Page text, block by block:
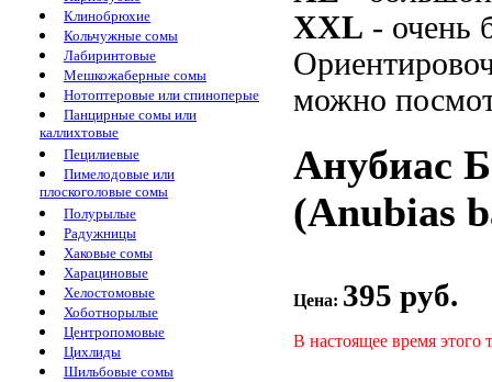
Клинобрюхие
Кольчужные сомы
Лабиринтовые
Мешкожаберные сомы
Нотоптеровые или спиноперые
Панцирные сомы или
каллихтовые
Пецилиевые
Пимелодовые или
плоскоголовые сомы
Полурылые
Радужницы
Хаковые сомы
Харациновые
Хелостомовые
Хоботнорылые
Центропомовые
Цихлиды
Шильбовые сомы
XXL - очень
можно
Анубиас
(Anubias
Цена: 395 руб.
В настоящее время этого